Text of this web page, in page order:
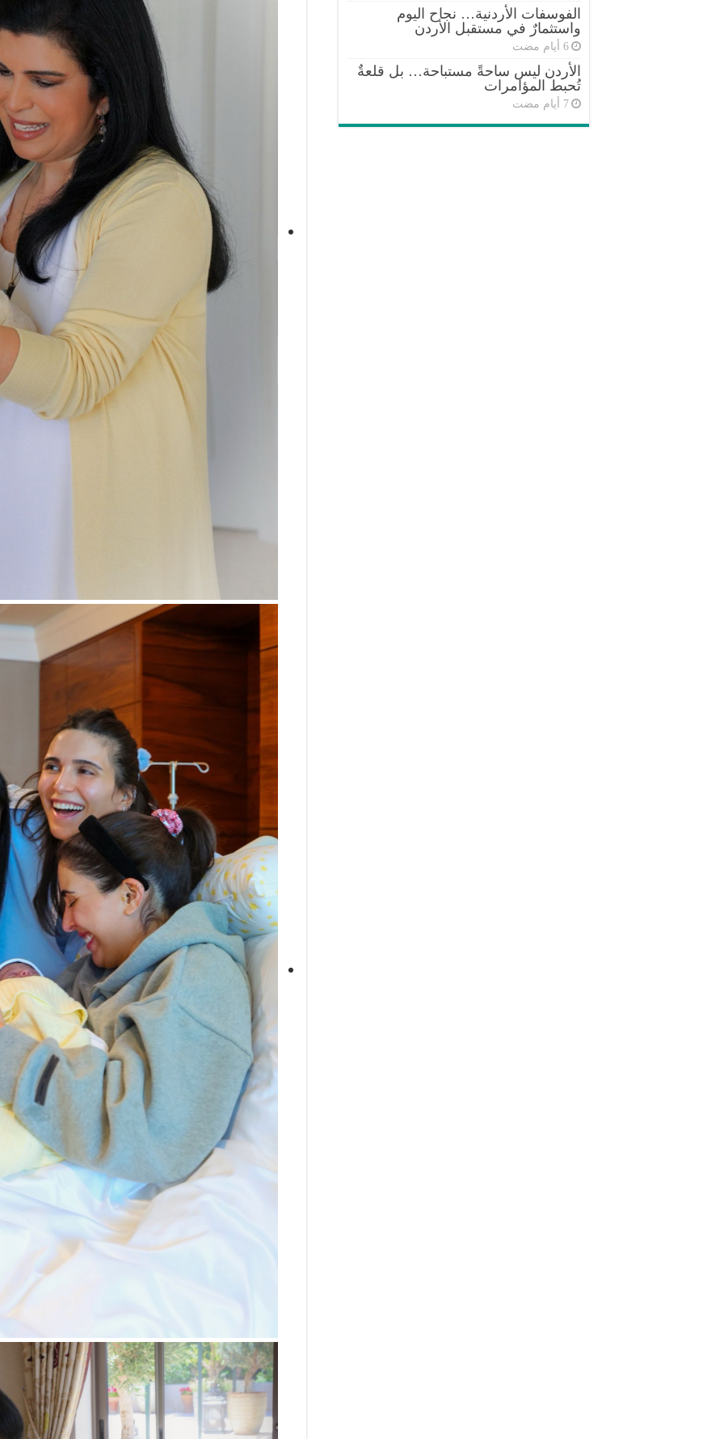
الفوسفات الأردنية… نجاح اليوم
واستثمارٌ في مستقبل الأردن
الأردن ليس ساحةً مستباحة… بل قلعةٌ
تُحبط المؤامرات